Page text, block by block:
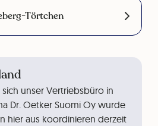
Törtchen
unser Vertriebsbüro in
Dr. Oetker Suomi Oy wurde
hier aus koordinieren derzeit